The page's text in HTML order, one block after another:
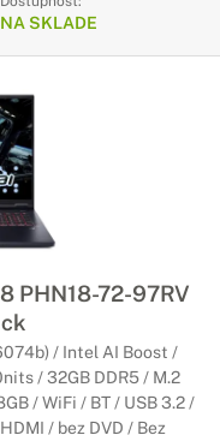
NA SKLADE
PHN18-72-97RV
/ Intel AI Boost /
/ 32GB DDR5 / M.2
/ WiFi / BT / USB 3.2 /
/ bez DVD / Bez